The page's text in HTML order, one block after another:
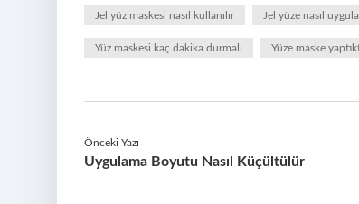
Jel yüz maskesi nasıl kullanılır Jel yüze nasıl
Yüz maskesi kaç dakika durmalı Yüze maske
Önceki Yazı
Uygulama Boyutu Nasıl Küçültülür